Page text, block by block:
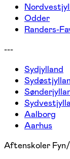
Odder
Randers-
---
Sydjylland
Aalborg
Aarhus
Aftenskoler